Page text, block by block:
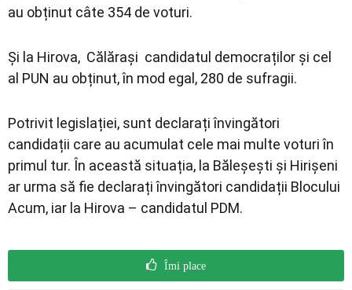
au obținut câte 354 de voturi.
Și la Hirova, Călărași candidatul democraților și cel
al PUN au obținut, în mod egal, 280 de sufragii.
Potrivit legislației, sunt declarați învingători
candidații care au acumulat cele mai multe voturi în
primul tur. În această situația, la Băleșești și Hirișeni
ar urma să fie declarați învingători candidații Blocului
Acum, iar la Hirova – candidatul PDM.
Îmi place